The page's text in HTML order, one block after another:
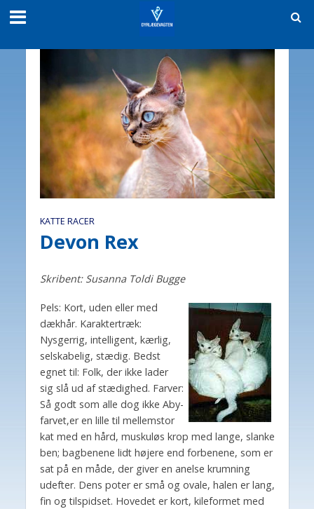
KATTE RACER
Devon Rex
Skribent: Susanna Toldi Bugge
Pels: Kort, uden eller med
dækhår. Karaktertræk:
Nysgerrig, intelligent, kærlig,
selskabelig, stædig. Bedst
egnet til: Folk, der ikke lader
sig slå ud af stædighed. Farver:
Så godt som alle dog ikke Aby-
farvet,er en lille til mellemstor
kat med en hård, muskuløs krop med lange, slanke
ben; bagbenene lidt højere end forbenene, som er
sat på en måde, der giver en anelse krumning
udefter. Dens poter er små og ovale, halen er lang,
fin og tilspidset. Hovedet er kort, kileformet med